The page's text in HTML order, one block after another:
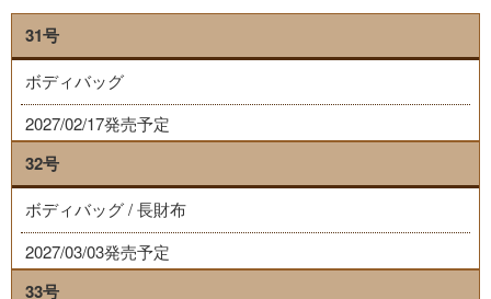
31号
ボディバッグ
2027/02/17発売予定
32号
ボディバッグ / 長財布
2027/03/03発売予定
33号